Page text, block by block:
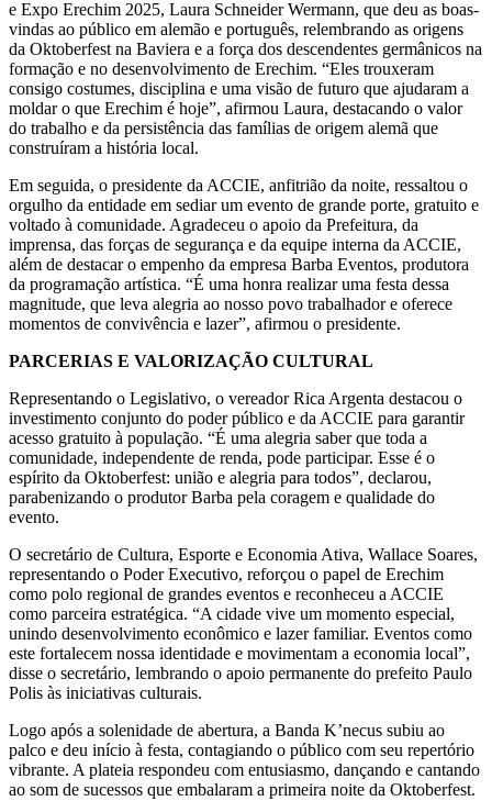
e Expo Erechim 2025, Laura Schneider Wermann, que deu as boas-
vindas ao público em alemão e português, relembrando as origens
da Oktoberfest na Baviera e a força dos descendentes germânicos na
formação e no desenvolvimento de Erechim. “Eles trouxeram
consigo costumes, disciplina e uma visão de futuro que ajudaram a
moldar o que Erechim é hoje”, afirmou Laura, destacando o valor
do trabalho e da persistência das famílias de origem alemã que
construíram a história local.
Em seguida, o presidente da ACCIE, anfitrião da noite, ressaltou o
orgulho da entidade em sediar um evento de grande porte, gratuito e
voltado à comunidade. Agradeceu o apoio da Prefeitura, da
imprensa, das forças de segurança e da equipe interna da ACCIE,
além de destacar o empenho da empresa Barba Eventos, produtora
da programação artística. “É uma honra realizar uma festa dessa
magnitude, que leva alegria ao nosso povo trabalhador e oferece
momentos de convivência e lazer”, afirmou o presidente.
PARCERIAS E VALORIZAÇÃO CULTURAL
Representando o Legislativo, o vereador Rica Argenta destacou o
investimento conjunto do poder público e da ACCIE para garantir
acesso gratuito à população. “É uma alegria saber que toda a
comunidade, independente de renda, pode participar. Esse é o
espírito da Oktoberfest: união e alegria para todos”, declarou,
parabenizando o produtor Barba pela coragem e qualidade do
evento.
O secretário de Cultura, Esporte e Economia Ativa, Wallace Soares,
representando o Poder Executivo, reforçou o papel de Erechim
como polo regional de grandes eventos e reconheceu a ACCIE
como parceira estratégica. “A cidade vive um momento especial,
unindo desenvolvimento econômico e lazer familiar. Eventos como
este fortalecem nossa identidade e movimentam a economia local”,
disse o secretário, lembrando o apoio permanente do prefeito Paulo
Polis às iniciativas culturais.
Logo após a solenidade de abertura, a Banda K’necus subiu ao
palco e deu início à festa, contagiando o público com seu repertório
vibrante. A plateia respondeu com entusiasmo, dançando e cantando
ao som de sucessos que embalaram a primeira noite da Oktoberfest.